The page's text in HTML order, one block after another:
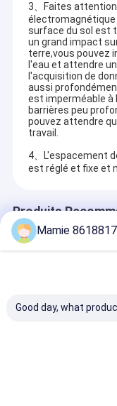
3、Faites
électromagnétique
surface du sol est
un grand impact
terre,vous pouvez
l'eau et attendre
l'acquisition de
aussi
est imperméable à
barrières peu
pouvez attendre
travail.
4、L'espacement
est réglé et fixe et
Produits
Mamie
Good day, what